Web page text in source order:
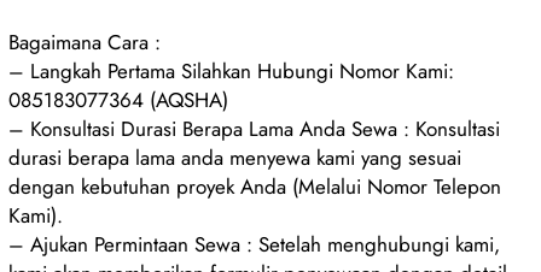
Bagaimana Cara :
– Langkah Pertama Silahkan Hubungi Nomor Kami:
085183077364 (AQSHA)
– Konsultasi Durasi Berapa Lama Anda Sewa : Konsultasi
durasi berapa lama anda menyewa kami yang sesuai
dengan kebutuhan proyek Anda (Melalui Nomor Telepon
Kami).
– Ajukan Permintaan Sewa : Setelah menghubungi kami,